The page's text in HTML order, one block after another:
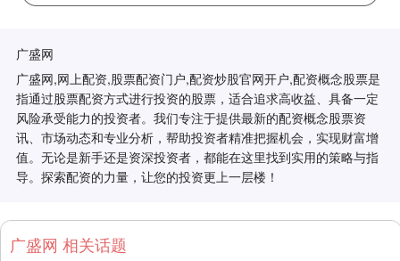
广盛网
广盛网,网上配资,股票配资门户,配资炒股官网开户,配资概念股票是
指通过股票配资方式进行投资的股票，适合追求高收益、具备一定
风险承受能力的投资者。我们专注于提供最新的配资概念股票资
讯、市场动态和专业分析，帮助投资者精准把握机会，实现财富增
值。无论是新手还是资深投资者，都能在这里找到实用的策略与指
导。探索配资的力量，让您的投资更上一层楼！
广盛网 相关话题